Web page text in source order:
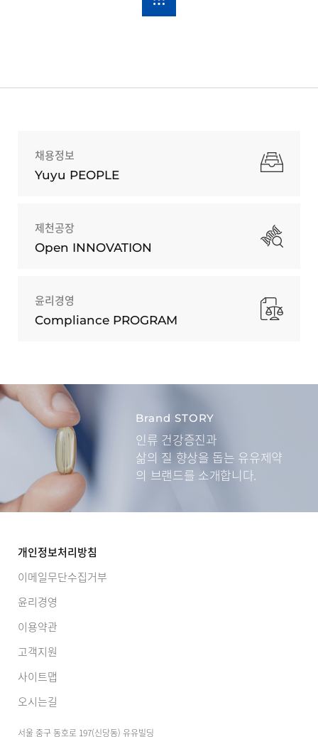
채용정보
Yuyu PEOPLE
제천공장
Open INNOVATION
윤리경영
Compliance PROGRAM
Brand STORY
인류 건강증진과
삶의 질 향상을 돕는 유유제약
의 브랜드를 소개합니다.
개인정보처리방침
이메일무단수집거부
윤리경영
이용약관
고객지원
사이트맵
오시는길
서울 중구 동호로 197(신당동) 유유빌딩